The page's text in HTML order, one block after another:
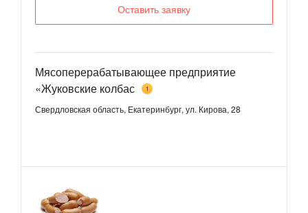
Оставить заявку
Мясоперерабатывающее предприятие
«Жуковские колбас
1
Свердловская область, Екатеринбург, ул. Кирова, 28